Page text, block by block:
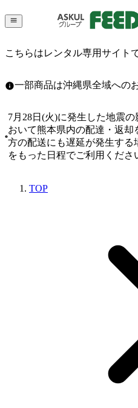
こちらはレンタル専用サイト
一部商品は沖縄県全域への
7月28日(火)に発生した地震
おいて熊本県内の配達・返
方の配送にも遅延が発生す
をもった日程でご利用くださ
TOP